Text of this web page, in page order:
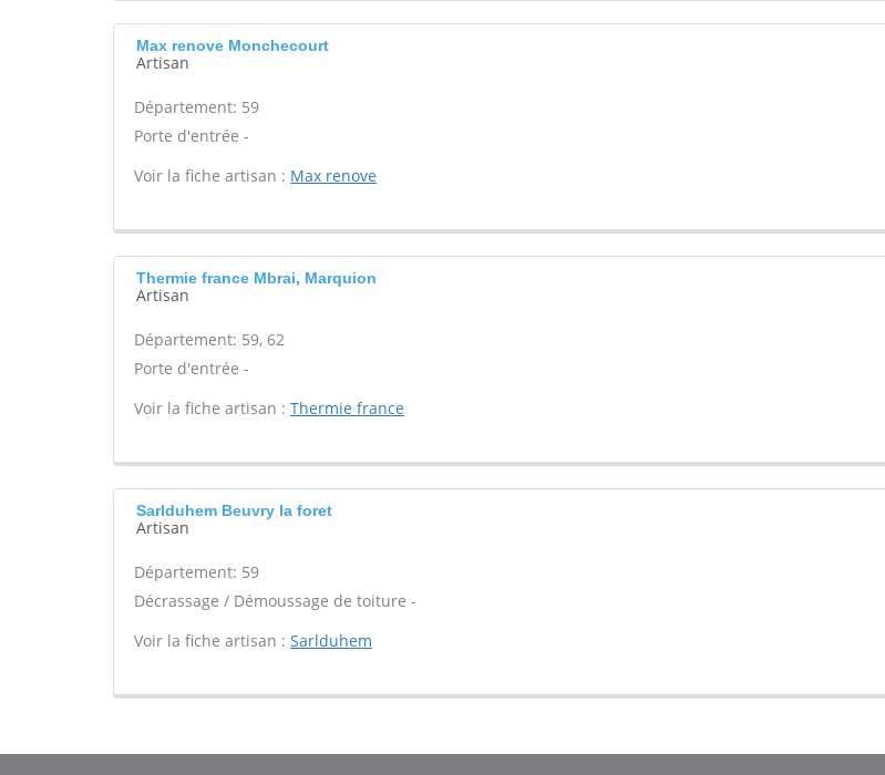
Max renove Monchecourt
Artisan
Département: 59
Porte d'entrée -
Voir la fiche artisan : Max renove
Thermie france Mbrai, Marquion
Artisan
Département: 59, 62
Porte d'entrée -
Voir la fiche artisan : Thermie france
Sarlduhem Beuvry la foret
Artisan
Département: 59
Décrassage / Démoussage de toiture -
Voir la fiche artisan : Sarlduhem